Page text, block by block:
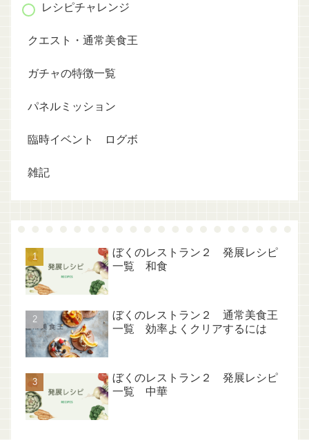
レシピチャレンジ
クエスト・通常美食王
ガチャの特徴一覧
パネルミッション
臨時イベント ログボ
雑記
ぼくのレストラン２ 発展レシピ
一覧 和食
ぼくのレストラン２ 通常美食王
一覧 効率よくクリアするには
ぼくのレストラン２ 発展レシピ
一覧 中華